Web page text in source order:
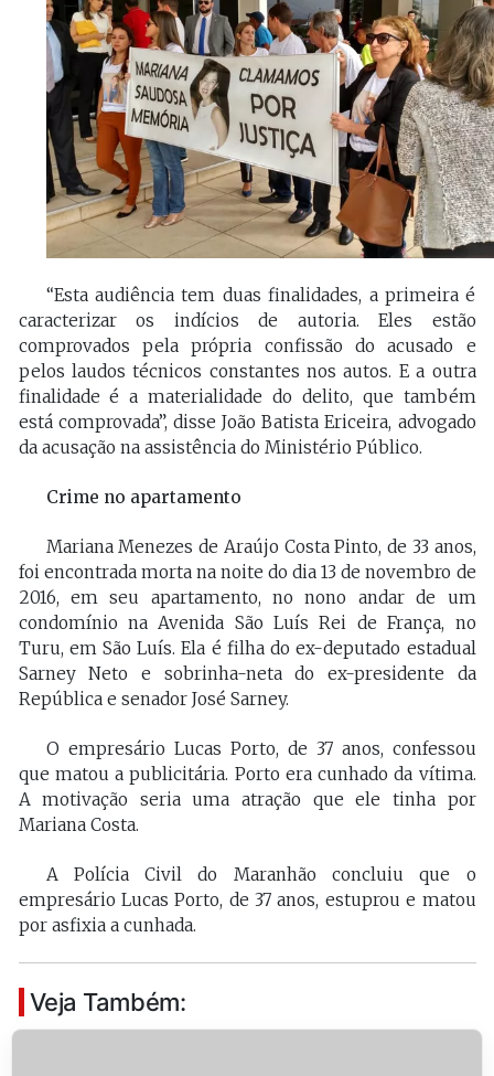
“Esta audiência tem duas finalidades, a primeira é
caracterizar os indícios de autoria. Eles estão
comprovados pela própria confissão do acusado e
pelos laudos técnicos constantes nos autos. E a outra
finalidade é a materialidade do delito, que também
está comprovada”, disse João Batista Ericeira, advogado
da acusação na assistência do Ministério Público.
Crime no apartamento
Mariana Menezes de Araújo Costa Pinto, de 33 anos,
foi encontrada morta na noite do dia 13 de novembro de
2016, em seu apartamento, no nono andar de um
condomínio na Avenida São Luís Rei de França, no
Turu, em São Luís. Ela é filha do ex-deputado estadual
Sarney Neto e sobrinha-neta do ex-presidente da
República e senador José Sarney.
O empresário Lucas Porto, de 37 anos, confessou
que matou a publicitária. Porto era cunhado da vítima.
A motivação seria uma atração que ele tinha por
Mariana Costa.
A Polícia Civil do Maranhão concluiu que o
empresário Lucas Porto, de 37 anos, estuprou e matou
por asfixia a cunhada.
Veja Também: